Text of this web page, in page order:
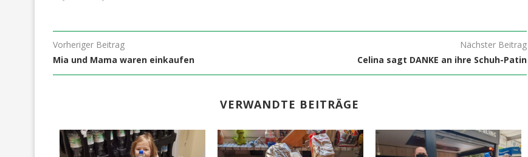
Vorheriger Beitrag
Mia und Mama waren einkaufen
Nächster Beitrag
Celina sagt DANKE an ihre Schuh-Patin
VERWANDTE BEITRÄGE